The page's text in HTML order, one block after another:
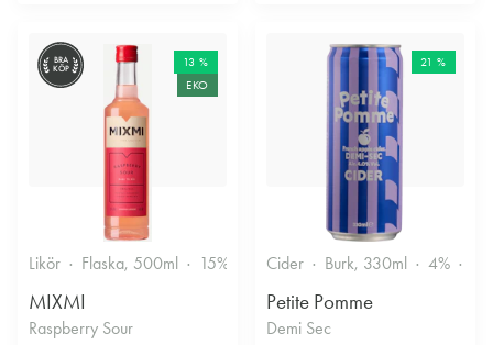
BRA
KÖP
13 %
EKO
Likör Flaska, 500ml 15% Annan likör
MIXMI
Raspberry Sour
21 %
Cider Burk, 330ml 4%
Petite Pomme
Demi Sec